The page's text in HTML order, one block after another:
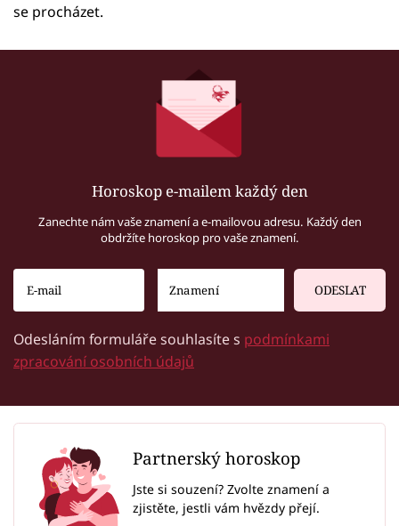
se procházet.
Horoskop e-mailem každý den
Zanechte nám vaše znamení a e-mailovou adresu. Každý den
obdržíte horoskop pro vaše znamení.
ODESLAT
Odesláním formuláře souhlasíte s podmínkami
zpracování osobních údajů
Partnerský horoskop
Jste si souzení? Zvolte znamení a
zjistěte, jestli vám hvězdy přejí.